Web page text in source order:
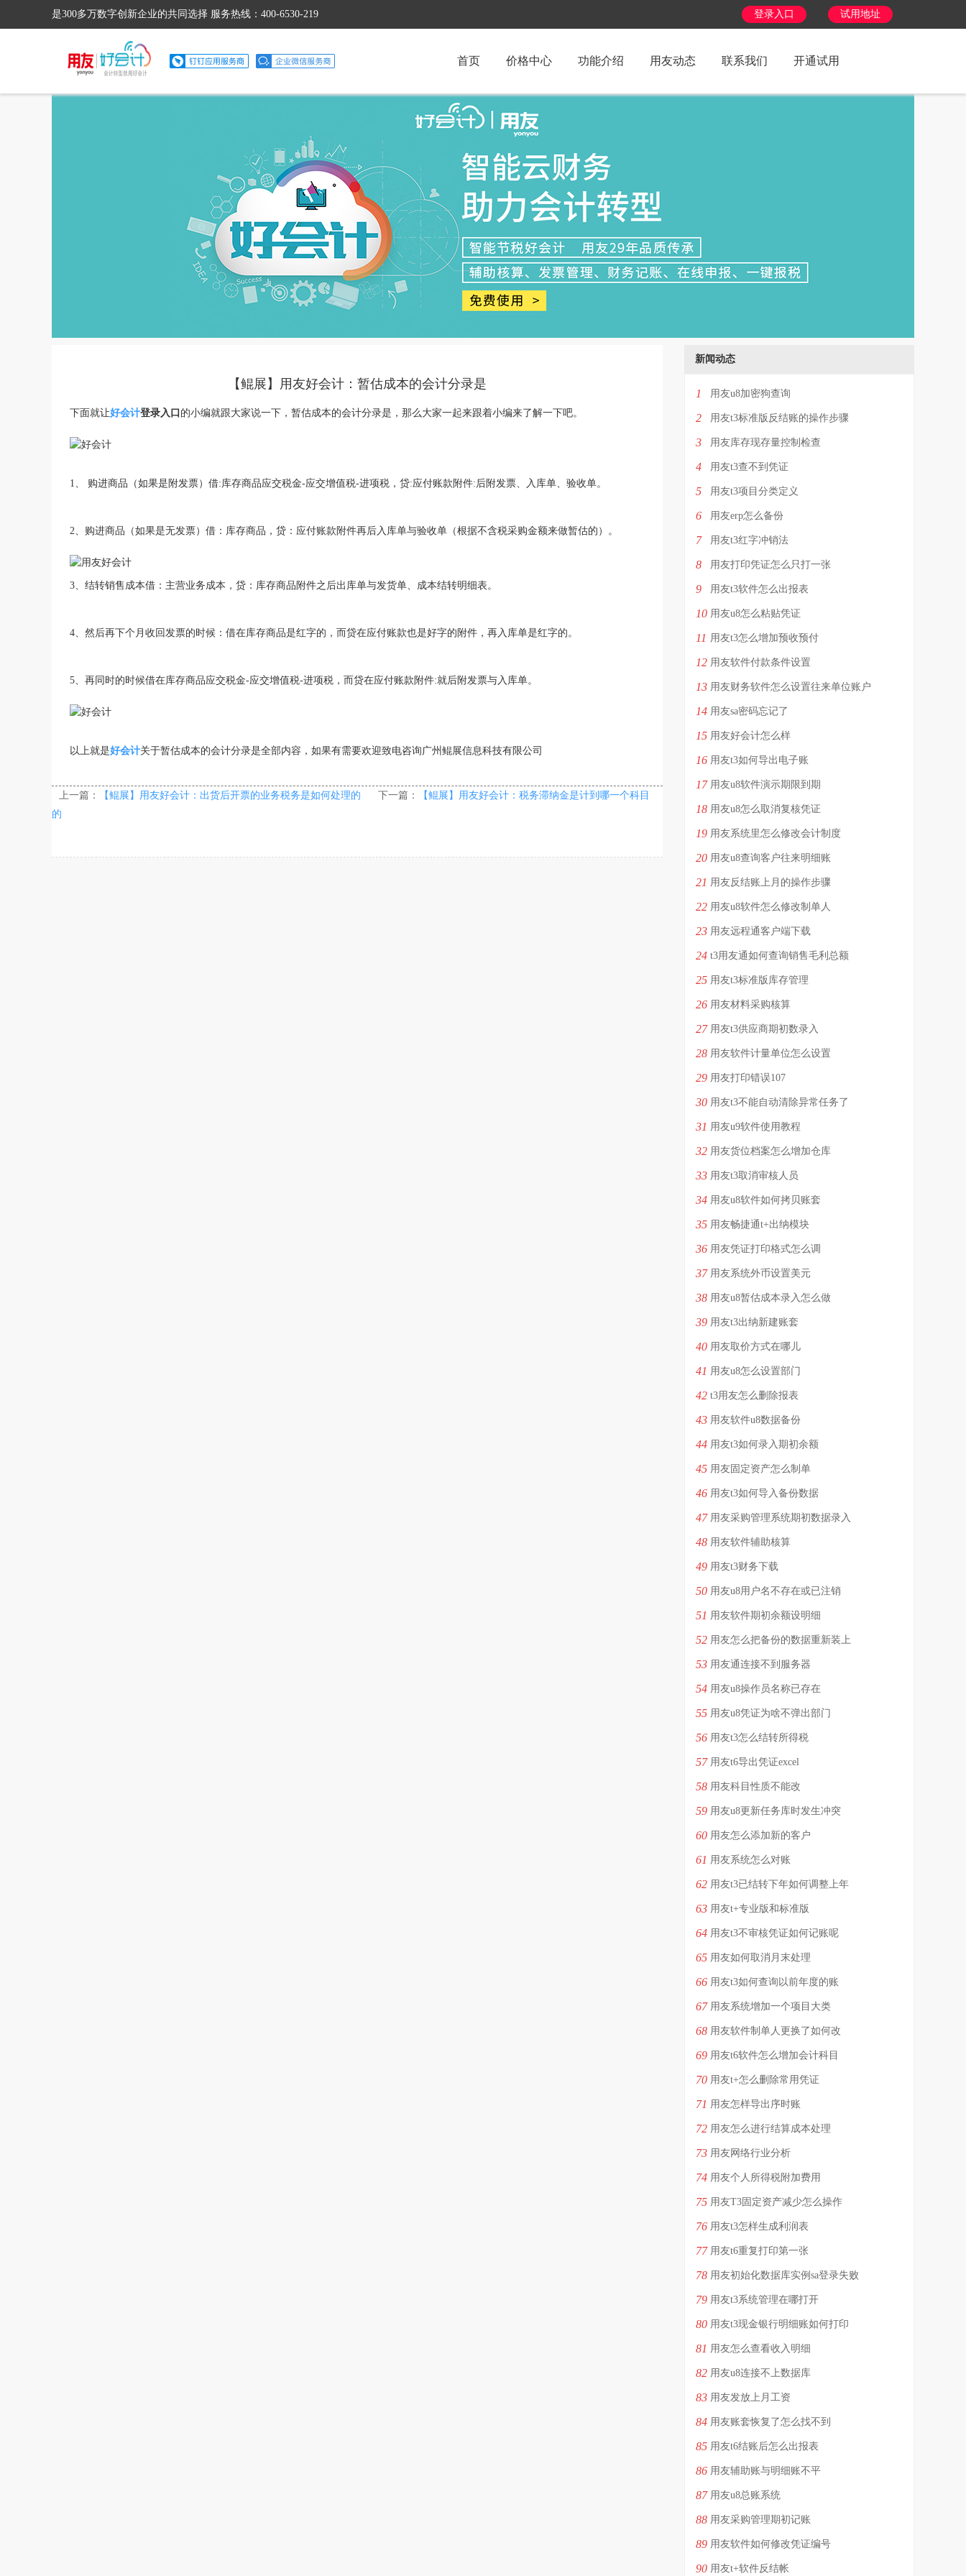
是300多万数字创新企业的共同选择 服务热线：400-6530-219 试用地址
登录入口
首页 价格中心 功能介绍 用友动态 联系我们 开通试用
【鲲展】用友好会计：暂估成本的会计分录是
下面就让好会计登录入口 的小编就跟大家说一下，暂估成本的会计分录是，那么大家一起来跟着小编来了解一下吧。
1、 购进商品（如果是附发票）借:库存商品应交税金-应交增值税-进项税，贷:应付账款附件:后附发票、入库单、验收单。
2、购进商品（如果是无发票）借：库存商品，贷：应付账款附件再后入库单与验收单（根据不含税采购金额来做暂估的）。
3、结转销售成本借：主营业务成本，贷：库存商品附件之后出库单与发货单、成本结转明细表。
4、然后再下个月收回发票的时候：借在库存商品是红字的，而贷在应付账款也是好字的附件，再入库单是红字的。
5、再同时的时候借在库存商品应交税金-应交增值税-进项税，而贷在应付账款附件:就后附发票与入库单。
以上就是好会计关于暂估成本的会计分录是全部内容，如果有需要欢迎致电咨询广州鲲展信息科技有限公司
上一篇： 【鲲展】用友好会计：出货后开票的业务税务是如何处理的 下一篇：
【鲲展】用友好会计：税务滞纳金是计到哪一个科目
的
新闻动态
1 用友u8加密狗查询
2 用友t3标准版反结账的操作步骤
3 用友库存现存量控制检查
4 用友t3查不到凭证
5 用友t3项目分类定义
6 用友erp怎么备份
7 用友t3红字冲销法
8 用友打印凭证怎么只打一张
9 用友t3软件怎么出报表
10 用友u8怎么粘贴凭证
11 用友t3怎么增加预收预付
12 用友软件付款条件设置
13 用友财务软件怎么设置往来单位账户
14 用友sa密码忘记了
15 用友好会计怎么样
16 用友t3如何导出电子账
17 用友u8软件演示期限到期
18 用友u8怎么取消复核凭证
19 用友系统里怎么修改会计制度
20 用友u8查询客户往来明细账
21 用友反结账上月的操作步骤
22 用友u8软件怎么修改制单人
23 用友远程通客户端下载
24 t3用友通如何查询销售毛利总额
25 用友t3标准版库存管理
26 用友材料采购核算
27 用友t3供应商期初数录入
28 用友软件计量单位怎么设置
29 用友打印错误107
30 用友t3不能自动清除异常任务了
31 用友u9软件使用教程
32 用友货位档案怎么增加仓库
33 用友t3取消审核人员
34 用友u8软件如何拷贝账套
35 用友畅捷通t+出纳模块
36 用友凭证打印格式怎么调
37 用友系统外币设置美元
38 用友u8暂估成本录入怎么做
39 用友t3出纳新建账套
40 用友取价方式在哪儿
41 用友u8怎么设置部门
42 t3用友怎么删除报表
43 用友软件u8数据备份
44 用友t3如何录入期初余额
45 用友固定资产怎么制单
46 用友t3如何导入备份数据
47 用友采购管理系统期初数据录入
48 用友软件辅助核算
49 用友t3财务下载
50 用友u8用户名不存在或已注销
51 用友软件期初余额设明细
52 用友怎么把备份的数据重新装上
53 用友通连接不到服务器
54 用友u8操作员名称已存在
55 用友u8凭证为啥不弹出部门
56 用友t3怎么结转所得税
57 用友t6导出凭证excel
58 用友科目性质不能改
59 用友u8更新任务库时发生冲突
60 用友怎么添加新的客户
61 用友系统怎么对账
62 用友t3已结转下年如何调整上年
63 用友t+专业版和标准版
64 用友t3不审核凭证如何记账呢
65 用友如何取消月末处理
66 用友t3如何查询以前年度的账
67 用友系统增加一个项目大类
68 用友软件制单人更换了如何改
69 用友t6软件怎么增加会计科目
70 用友t+怎么删除常用凭证
71 用友怎样导出序时账
72 用友怎么进行结算成本处理
73 用友网络行业分析
74 用友个人所得税附加费用
75 用友T3固定资产减少怎么操作
76 用友t3怎样生成利润表
77 用友t6重复打印第一张
78 用友初始化数据库实例sa登录失败
79 用友t3系统管理在哪打开
80 用友t3现金银行明细账如何打印
81 用友怎么查看收入明细
82 用友u8连接不上数据库
83 用友发放上月工资
84 用友账套恢复了怎么找不到
85 用友t6结账后怎么出报表
86 用友辅助账与明细账不平
87 用友u8总账系统
88 用友采购管理期初记账
89 用友软件如何修改凭证编号
90 用友t+软件反结帐